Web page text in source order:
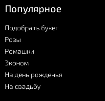
Популярное
Подобрать букет
Розы
Ромашки
Эконом
На день рожденья
На свадьбу